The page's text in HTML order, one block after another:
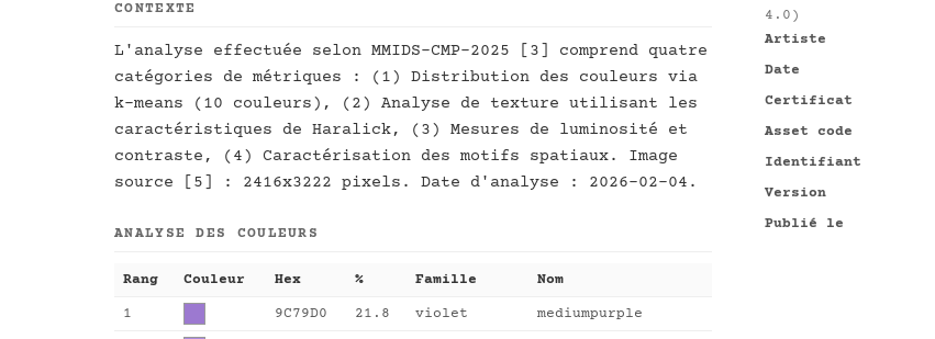
CONTEXTE
L'analyse effectuée selon MMIDS-CMP-2025 [3] comprend quatre
catégories de métriques : (1) Distribution des couleurs via
k-means (10 couleurs), (2) Analyse de texture utilisant les
caractéristiques de Haralick, (3) Mesures de luminosité et
contraste, (4) Caractérisation des motifs spatiaux. Image
source [5] : 2416x3222 pixels. Date d'analyse : 2026-02-04.
ANALYSE DES COULEURS
Rang Couleur Hex % Famille Nom
1 9C79D0 21.8 violet mediumpurple
4.0)
Artiste
Date
Certificat
Asset code
Identifiant
Version
Publié le